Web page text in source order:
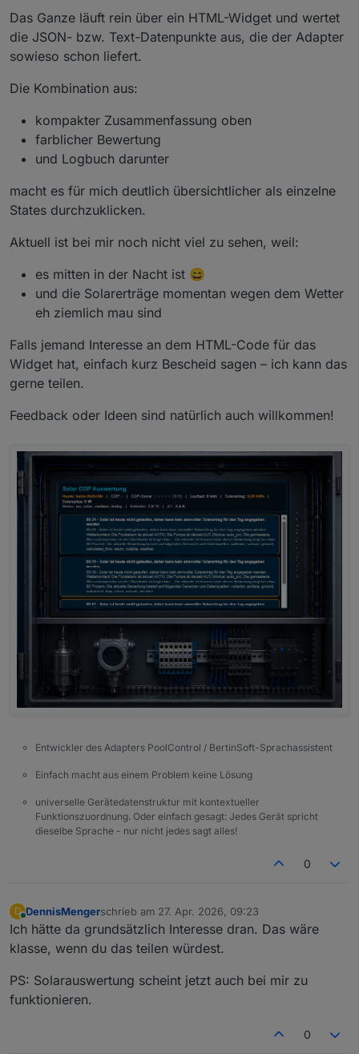
Das Ganze läuft rein über ein HTML-Widget und wertet
die JSON- bzw. Text-Datenpunkte aus, die der Adapter
sowieso schon liefert.
Die Kombination aus:
kompakter Zusammenfassung oben
farblicher Bewertung
und Logbuch darunter
macht es für mich deutlich übersichtlicher als einzelne
States durchzuklicken.
Aktuell ist bei mir noch nicht viel zu sehen, weil:
es mitten in der Nacht ist 😄
und die Solarerträge momentan wegen dem Wetter
eh ziemlich mau sind
Falls jemand Interesse an dem HTML-Code für das
Widget hat, einfach kurz Bescheid sagen – ich kann das
gerne teilen.
Feedback oder Ideen sind natürlich auch willkommen!
Entwickler des Adapters PoolControl / BertinSoft-Sprachassistent
Einfach macht aus einem Problem keine Lösung
universelle Gerätedatenstruktur mit kontextueller
Funktionszuordnung. Oder einfach gesagt: Jedes Gerät spricht
dieselbe Sprache - nur nicht jedes sagt alles!
0
D
Online
DennisMengerschrieb am 27. Apr. 2026, 09:23
zuletzt editiert von
Ich hätte da grundsätzlich Interesse dran. Das wäre
klasse, wenn du das teilen würdest.
PS: Solarauswertung scheint jetzt auch bei mir zu
funktionieren.
0